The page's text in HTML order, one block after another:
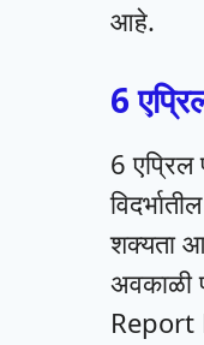
आहे.
6
6 एप्रिल
शक्यता
अवकाळी